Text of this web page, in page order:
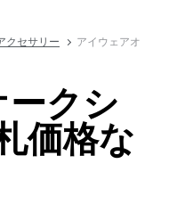
クセサリー
アイウェアオ
ークシ
価格な